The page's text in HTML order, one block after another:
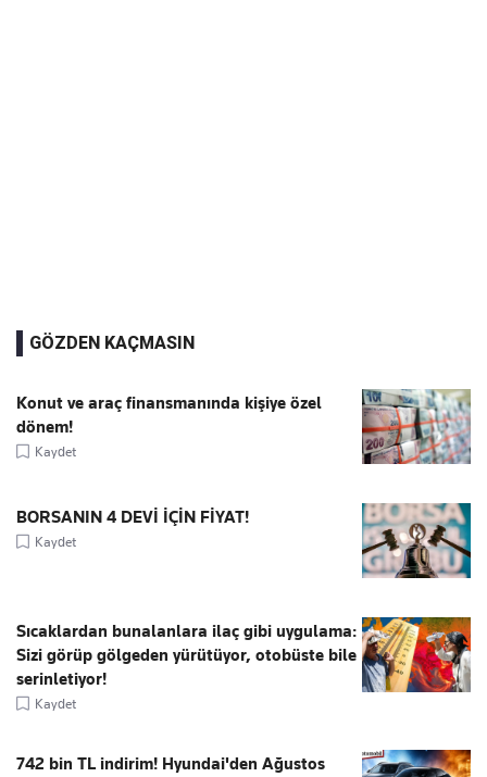
GÖZDEN KAÇMASIN
Konut ve araç finansmanında kişiye özel
dönem!
Kaydet
BORSANIN 4 DEVİ İÇİN FİYAT!
Kaydet
Sıcaklardan bunalanlara ilaç gibi uygulama:
Sizi görüp gölgeden yürütüyor, otobüste bile
serinletiyor!
Kaydet
742 bin TL indirim! Hyundai'den Ağustos